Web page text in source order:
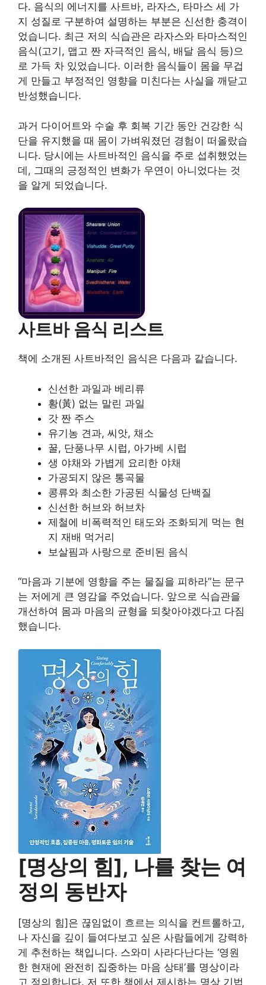
다. 음식의 에너지를 사트바, 라자스, 타마스 세 가
지 성질로 구분하여 설명하는 부분은 신선한 충격이
었습니다. 최근 저의 식습관은 라자스와 타마스적인
음식(고기, 맵고 짠 자극적인 음식, 배달 음식 등)으
로 가득 차 있었습니다. 이러한 음식들이 몸을 무겁
게 만들고 부정적인 영향을 미친다는 사실을 깨닫고
반성했습니다.
과거 다이어트와 수술 후 회복 기간 동안 건강한 식
단을 유지했을 때 몸이 가벼워졌던 경험이 떠올랐습
니다. 당시에는 사트바적인 음식을 주로 섭취했었는
데, 그때의 긍정적인 변화가 우연이 아니었다는 것
을 알게 되었습니다.
사트바 음식 리스트
책에 소개된 사트바적인 음식은 다음과 같습니다.
신선한 과일과 베리류
황(黃) 없는 말린 과일
갓 짠 주스
유기농 견과, 씨앗, 채소
꿀, 단풍나무 시럽, 아가베 시럽
생 야채와 가볍게 요리한 야채
가공되지 않은 통곡물
콩류와 최소한 가공된 식물성 단백질
신선한 허브와 허브차
제철에 비폭력적인 태도와 조화되게 먹는 현
지 재배 먹거리
보살핌과 사랑으로 준비된 음식
“마음과 기분에 영향을 주는 물질을 피하라”는 문구
는 저에게 큰 영감을 주었습니다. 앞으로 식습관을
개선하여 몸과 마음의 균형을 되찾아야겠다고 다짐
했습니다.
[명상의 힘], 나를 찾는 여
정의 동반자
[명상의 힘]은 끊임없이 흐르는 의식을 컨트롤하고,
나 자신을 깊이 들여다보고 싶은 사람들에게 강력하
게 추천하는 책입니다. 스와미 사라다난다는 ‘영원
한 현재에 완전히 집중하는 마음 상태’를 명상이라
고 정의합니다. 저 또한 책에서 제시하는 명상 기법